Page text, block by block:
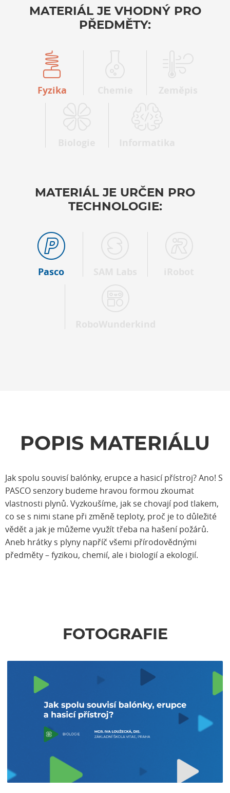
MATERIÁL JE VHODNÝ PRO
PŘEDMĚTY:
Fyzika
MATERIÁL JE URČEN PRO
TECHNOLOGIE:
Pasco
POPIS MATERIÁLU
Jak spolu souvisí balónky, erupce a hasicí přístroj? Ano! S
PASCO senzory budeme hravou formou zkoumat
vlastnosti plynů. Vyzkoušíme, jak se chovají pod tlakem,
co se s nimi stane při změně teploty, proč je to důležité
vědět a jak je můžeme využít třeba na hašení požárů.
Aneb hrátky s plyny napříč všemi přírodovědnými
předměty – fyzikou, chemií, ale i biologií a ekologií.
FOTOGRAFIE